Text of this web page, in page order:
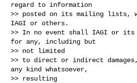
regard to information
>> posted on its mailing lists,
IAGI or others.
>> In no event shall IAGI or its
for any, including but
>> not limited
>> to direct or indirect
any kind whatsoever,
>> resulting